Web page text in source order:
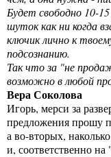
Будет свободно 10-
шуток как ни когда
ключик лично к
подсознанию.
Так что за "не
возможно в любой
Вера Соколова
Игорь, мерси за
предложения прошу
а во-вторых,
и, соответственно